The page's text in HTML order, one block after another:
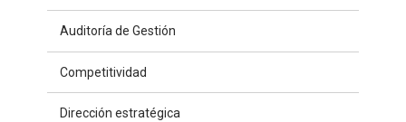
Auditoría de Gestión
Competitividad
Dirección estratégica